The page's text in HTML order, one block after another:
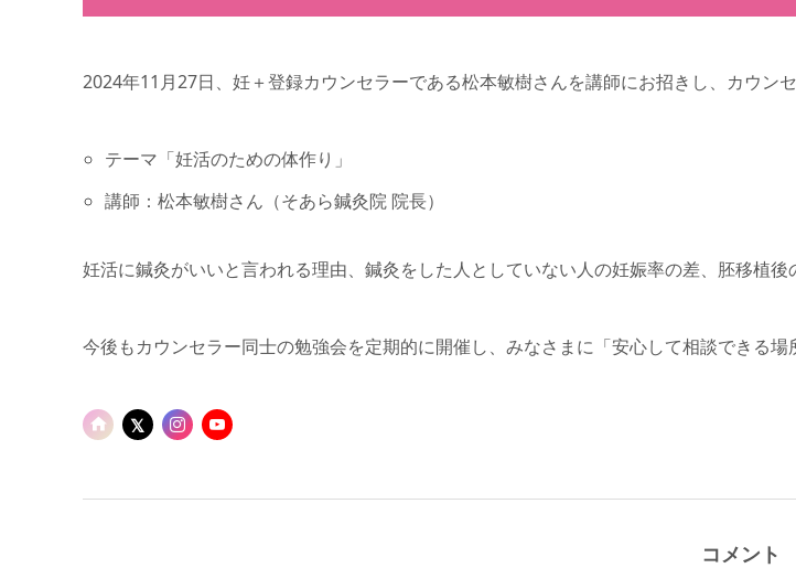
2024年11月27日、妊＋登録カウンセラーである松本敏樹さんを講師にお招きし、カウン
テーマ「妊活のための体作り」
講師：松本敏樹さん（そあら鍼灸院 院長）
妊活に鍼灸がいいと言われる理由、鍼灸をした人としていない人の妊娠率の差、胚移植後
今後もカウンセラー同士の勉強会を定期的に開催し、みなさまに「安心して相談できる場
コメント